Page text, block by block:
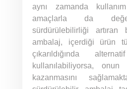
aynı zamanda
amaçlarla da
sürdürülebilirliği
ambalaj, içerdiği ürün
çıkarıldığında
kullanılabiliyorsa,
kazanmasını